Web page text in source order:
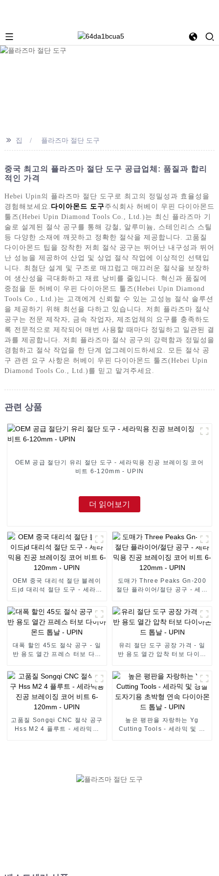
>> 집 플라즈마 절단 도구
중국 최고의 플라즈마 절단 도구 공급업체: 품질과 합리
적인 가격
Hebei Upin의 플라즈마 절단 도구로 최고의 정밀성과 효율성을
경험해보세요. 다이아몬드 도구주식회사 허베이 우핀 다이아몬드
툴즈(Hebei Upin Diamond Tools Co., Ltd.)는 최신 플라즈마 기
술로 설계된 절삭 공구를 통해 강철, 알루미늄, 스테인리스 스틸
등 다양한 소재에 깨끗하고 정확한 절삭을 제공합니다. 고품질
다이아몬드 팁을 장착한 저희 절삭 공구는 뛰어난 내구성과 뛰어
난 성능을 제공하여 산업 및 상업 절삭 작업에 이상적인 선택입
니다. 최첨단 설계 및 구조로 매끄럽고 매끄러운 절삭을 보장하
여 생산성을 극대화하고 재료 낭비를 줄입니다. 혁신과 품질에
중점을 둔 허베이 우핀 다이아몬드 툴즈(Hebei Upin Diamond
Tools Co., Ltd.)는 고객에게 신뢰할 수 있는 고성능 절삭 솔루션
을 제공하기 위해 최선을 다하고 있습니다. 저희 플라즈마 절삭
공구는 전문 제작자, 금속 작업자, 제조업체의 요구를 충족하도
록 전문적으로 제작되어 매번 사용할 때마다 정밀하고 일관된 결
과를 제공합니다. 저희 플라즈마 절삭 공구의 강력함과 정밀성을
경험하고 절삭 작업을 한 단계 업그레이드하세요. 모든 절삭 공
구 관련 요구 사항은 허베이 우핀 다이아몬드 툴즈(Hebei Upin
Diamond Tools Co., Ltd.)를 믿고 맡겨주세요.
관련 상품
OEM 공급 절단기 유리 절단 도구 - 세라믹용 진공 브레이징 코어
비트 6-120mm - UPIN
더 읽어보기
OEM 중국 대리석 절단 블레이
드jd 대리석 절단 도구 - 세라믹
120mm - UPIN
도매가 Three Peaks Gn-200
절단 플라이어/절단 공구 - 세라
6-120mm - UPIN
대폭 할인 45도 절삭 공구 - 일
반 용도 열간 프레스 터보 다이
유리 절단 도구 공장 가격 - 일
반 용도 열간 압착 터보 다이아
고품질 Songqi CNC 절삭 공구
Hss M2 4 플루트 - 세라믹용
높은 평판을 자랑하는 Yg
Cutting Tools - 세라믹 및 경